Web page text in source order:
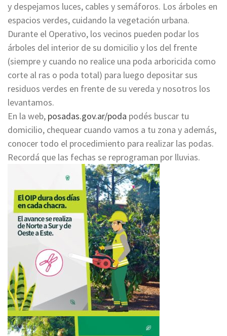
y despejamos luces, cables y semáforos. Los árboles en
espacios verdes, cuidando la vegetación urbana.
Durante el Operativo, los vecinos pueden podar los
árboles del interior de su domicilio y los del frente
(siempre y cuando no realice una poda arboricida como
corte al ras o poda total) para luego depositar sus
residuos verdes en frente de su vereda y nosotros los
levantamos.
En la web, posadas.gov.ar/poda podés buscar tu
domicilio, chequear cuando vamos a tu zona y además,
conocer todo el procedimiento para realizar las podas.
Recordá que las fechas se reprograman por lluvias.